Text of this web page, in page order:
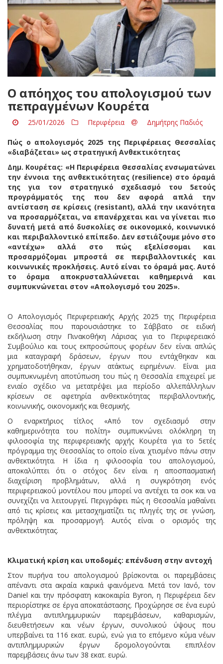
Ο απόηχος του απολογισμού των
πεπραγμένων Κουρέτα
25/01/2026 Περιφέρεια Δημήτρης Παδιός
Πώς ο απολογισμός 2025 της Περιφέρειας Θεσσαλίας
«διαβάζεται» ως στρατηγική Ανθεκτικότητας
Δημ. Κουρέτας: «Η Περιφέρεια Θεσσαλίας ενσωματώνει
την έννοια της ανθεκτικότητας (resilience) στο όραμά
της για τον στρατηγικό σχεδιασμό του 5ετούς
προγράμματός της που δεν αφορά απλά την
αντίσταση σε κρίσεις (resistant), αλλά την ικανότητα
να προσαρμόζεται, να επανέρχεται και να γίνεται πιο
δυνατή μετά από δυσκολίες σε οικονομικό, κοινωνικό
και περιβαλλοντικό επίπεδο. Δεν εστιάζουμε μόνο στο
«αντέχω» αλλά στο πώς εξελίσσομαι και
προσαρμόζομαι μπροστά σε περιβαλλοντικές και
κοινωνικές προκλήσεις. Αυτό είναι το όραμά μας. Αυτό
το όραμα αποκρυσταλλώνεται καθημερινά και
συμπυκνώνεται στον «Απολογισμό του 2025».
Ο Απολογισμός Περιφερειακής Αρχής 2025 της Περιφέρεια
Θεσσαλίας που παρουσιάστηκε το Σάββατο σε ειδική
εκδήλωση στην Πινακοθήκη Λάρισας για το Περιφερειακό
Συμβούλιο και τους εκπροσώπους φορέων δεν είναι απλώς
μια καταγραφή δράσεων, έργων που εντάχθηκαν και
χρηματοδοτήθηκαν, έργων ατάκτως ειρημένων. Είναι μια
συμπυκνωμένη αποτύπωση του πώς η Θεσσαλία επιχειρεί με
ενιαίο σχέδιο να μετατρέψει μια περίοδο αλλεπάλληλων
κρίσεων σε αφετηρία ανθεκτικότητας περιβαλλοντικής,
κοινωνικής, οικονομικής και θεσμικής.
Ο εναρκτήριος τίτλος «Από τον σχεδιασμό στην
καθημερινότητα του πολίτη» συμπυκνώνει ολόκληρη τη
φιλοσοφία της περιφερειακής αρχής Κουρέτα για το 5ετές
πρόγραμμα της Θεσσαλίας το οποίο είναι χτισμένο πάνω στην
ανθεκτικότητα. Η ίδια η φιλοσοφία του απολογισμού,
αποκαλύπτει ότι ο στόχος δεν είναι η αποσπασματική
διαχείριση προβλημάτων, αλλά η συγκρότηση ενός
περιφερειακού μοντέλου που μπορεί να αντέχει τα σοκ και να
συνεχίζει να λειτουργεί. Περιγράφει πώς η Θεσσαλία μαθαίνει
από τις κρίσεις και μετασχηματίζει τις πληγές της σε γνώση,
πρόληψη και προσαρμογή. Αυτός είναι ο ορισμός της
ανθεκτικότητας.
Κλιματική κρίση και υποδομές: επένδυση στην αντοχή
Στον πυρήνα του απολογισμού βρίσκονται οι παρεμβάσεις
απέναντι στα ακραία καιρικά φαινόμενα. Μετά τον Ιανό, τον
Daniel και την πρόσφατη κακοκαιρία Byron, η Περιφέρεια δεν
περιορίστηκε σε έργα αποκατάστασης. Προχώρησε σε ένα ευρύ
πλέγμα αντιπλημμυρικών παρεμβάσεων, καθαρισμών,
διευθετήσεων και νέων έργων, συνολικού ύψους που
υπερβαίνει τα 116 εκατ. ευρώ, ενώ για το επόμενο κύμα νέων
αντιπλημμυρικών έργων δρομολογούνται επιπλέον
παρεμβάσεις άνω των 38 εκατ. ευρώ.